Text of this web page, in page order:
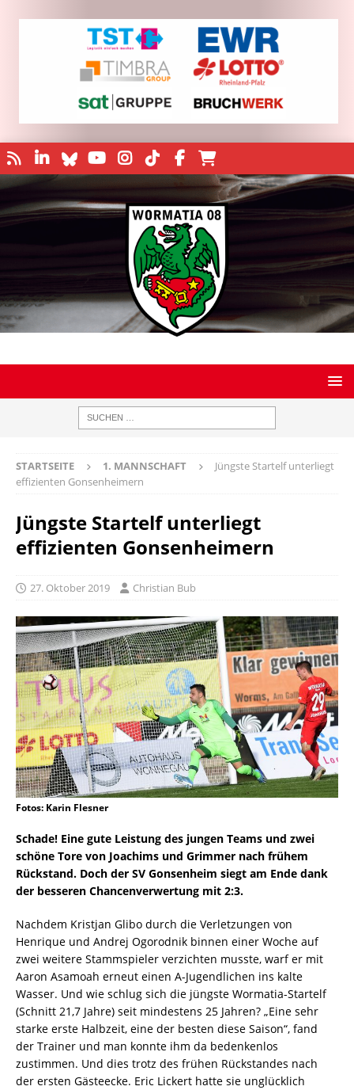
STARTSEITE 1. MANNSCHAFT
Jüngste Startelf unterliegt
effizienten Gonsenheimern
Jüngste Startelf unterliegt
effizienten Gonsenheimern
27. Oktober 2019 Christian Bub
Fotos: Karin Flesner
Schade! Eine gute Leistung des jungen Teams und zwei
schöne Tore von Joachims und Grimmer nach frühem
Rückstand. Doch der SV Gonsenheim siegt am Ende dank
der besseren Chancenverwertung mit 2:3.
Nachdem Kristjan Glibo durch die Verletzungen von
Henrique und Andrej Ogorodnik binnen einer Woche auf
zwei weitere Stammspieler verzichten musste, warf er mit
Aaron Asamoah erneut einen A-Jugendlichen ins kalte
Wasser. Und wie schlug sich die jüngste Wormatia-Startelf
(Schnitt 21,7 Jahre) seit mindestens 25 Jahren? „Eine sehr
starke erste Halbzeit, eine der besten diese Saison“, fand
der Trainer und man konnte ihm da bedenkenlos
zustimmen. Und dies trotz des frühen Rückstandes nach
der ersten Gästeecke. Eric Lickert hatte sie unglücklich